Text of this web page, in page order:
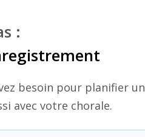
:
besoin pour planifier un
avec votre chorale.